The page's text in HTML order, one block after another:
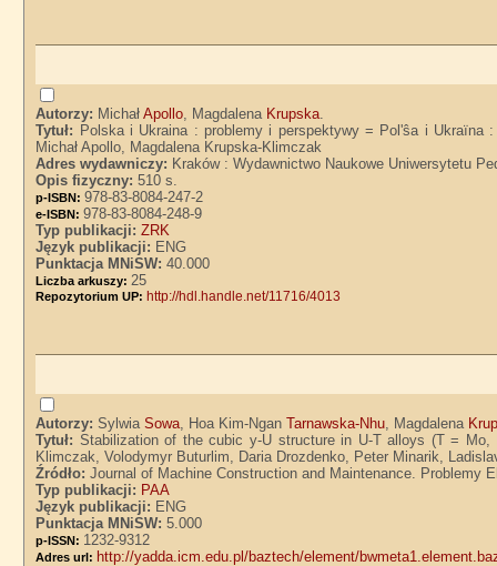
Autorzy: MichałApollo , Magdalena Krupska
Tytuł: Polska i Ukraina : problemy i perspektywy = Pol'ŝa i Ukraïna
Michał Apollo, Magdalena Krupska-Klimczak
Adres wydawniczy: Kraków : Wydawnictwo Naukowe Uniwersytetu
Opis fizyczny:510 s.
p-ISBN:978-83-8084-247-2
e-ISBN:978-83-8084-248-9
Typ publikacji:ZRK
Język publikacji: ENG
Punktacja MNiSW:40.000
Liczba arkuszy: 25
Repozytorium UP: http://hdl.handle.net/11716/4013
Autorzy:SylwiaSowa , Hoa Kim-NganTarnawska-Nhu , Magdalena
Tytuł: Stabilization of the cubic y-U structure in U-T alloys (T =
Klimczak, Volodymyr Buturlim, Daria Drozdenko, Peter Minarik,
Źródło:Journal of Machine Construction and Maintenance. Problemy
Typ publikacji: PAA
Język publikacji: ENG
Punktacja MNiSW:5.000
p-ISSN: 1232-9312
Adres url: http://yadda.icm.edu.pl/baztech/element/